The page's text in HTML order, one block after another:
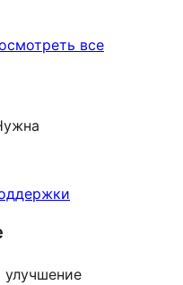
всеотзывы
улучшение